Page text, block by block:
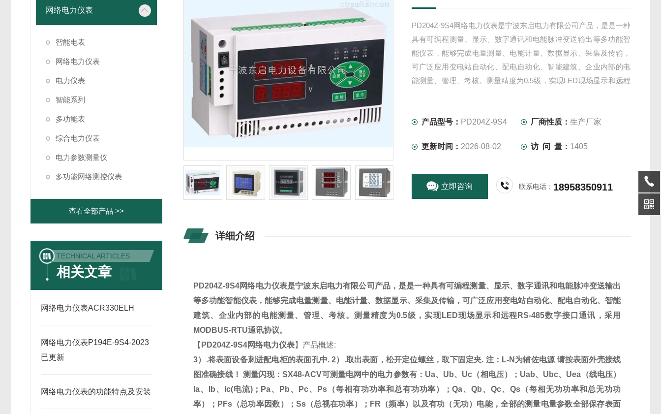
网络电力仪表
智能电表
网络电力仪表
电力仪表
智能系列
多功能表
综合电力仪表
电力参数测量仪
多功能网络测控仪表
查看全部产品 >>
TECHNICAL ARTICLES
相关文章
网络电力仪表ACR330ELH
网络电力仪表P194E-9S4-2023
已更新
网络电力仪表的功能特点及安装
PD204Z-9S4网络电力仪表是宁波东启电力有限公司产品，是是一种
具有可编程测量、显示、数字通讯和电能脉冲变送输出等多功能智
能仪表，能够完成电量测量、电能计量、数据显示、采集及传输，
可广泛应用变电站自动化、配电自动化、智能建筑、企业内部的电
能测量、管理、考核。测量精度为0.5级，实现LED现场显示和远程
产品型号： PD204Z-9S4 厂商性质：生产厂家
更新时间： 2026-08-02 访 问 量： 1405
立即咨询 联系电话： 18958350911
详细介绍
PD204Z-9S4网络电力仪表是宁波东启电力有限公司产品，是是一种具有可编程测量、显示、数字通讯和电能脉冲变送输出
等多功能智能仪表，能够完成电量测量、电能计量、数据显示、采集及传输，可广泛应用变电站自动化、配电自动化、智能
建筑、企业内部的电能测量、管理、考核。测量精度为0.5级，实现LED现场显示和远程 RS-485数字接口通讯，采用
MODBUS-RTU通讯协议。
【 PD204Z-9S4网络电力仪表】产品概述:
3）.将表面设备刺进配电柜的表面孔中. 2）.取出表面，松开定位螺丝，取下固定夹. 注：L-N为辅佐电源 请按表面外壳接线
图准确接线！ 测量闪现：SX48-ACV可测量电网中的电力参数有：Ua、Ub、Uc（相电压）；Uab、Ubc、Uea（线电压）
Ia、Ib、Ic(电流)；Pa、Pb、Pc、Ps（每相有功功率和总有功功率）；Qa、Qb、Qc、Qs（每相无功功率和总无功功
率）；PFs（总功率因数）；Ss（总视在功率）；FR（频率）以及有功（无功）电能，全部的测量电量参数全部保存表面